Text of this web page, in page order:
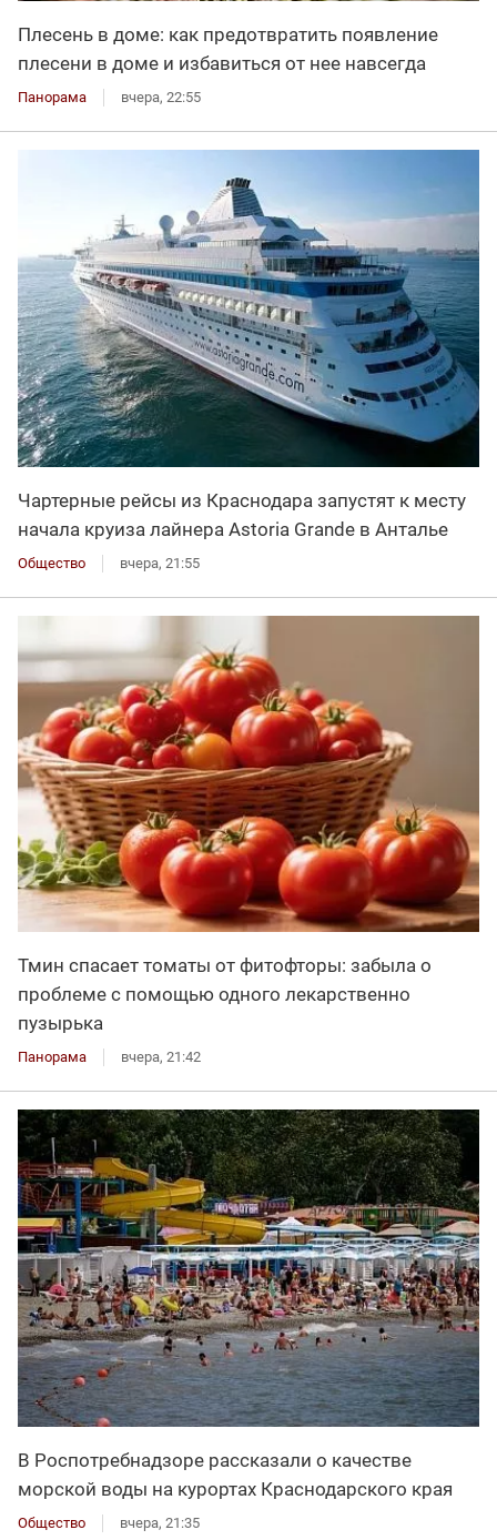
Плесень в доме: как предотвратить появление
плесени в доме и избавиться от нее навсегда
Панорама вчера, 22:55
Чартерные рейсы из Краснодара запустят к месту
начала круиза лайнера Astoria Grande в Анталье
Общество вчера, 21:55
Тмин спасает томаты от фитофторы: забыла о
проблеме с помощью одного лекарственно
пузырька
Панорама вчера, 21:42
В Роспотребнадзоре рассказали о качестве
морской воды на курортах Краснодарского края
Общество вчера, 21:35